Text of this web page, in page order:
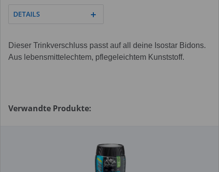
DETAILS
Dieser Trinkverschluss passt auf all deine Isostar Bidons.
Aus lebensmittelechtem, pflegeleichtem Kunststoff.
Verwandte Produkte: